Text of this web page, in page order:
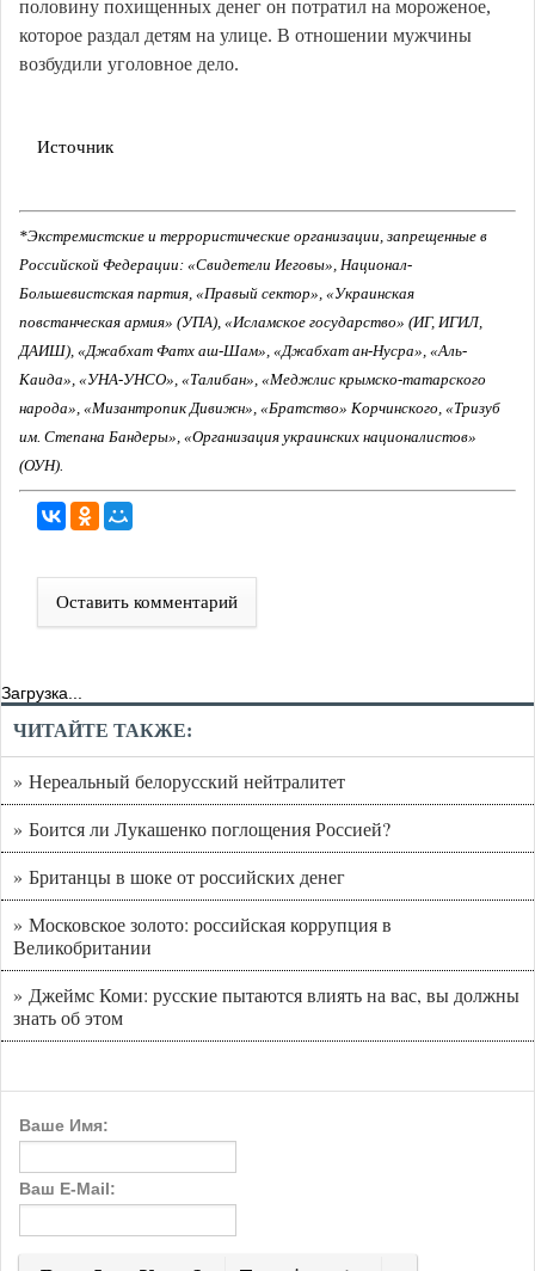
половину похищенных денег он потратил на мороженое,
которое раздал детям на улице. В отношении мужчины
возбудили уголовное дело.
Источник
*Экстремистские и террористические организации, запрещенные в
Российской Федерации: «Свидетели Иеговы», Национал-
Большевистская партия, «Правый сектор», «Украинская
повстанческая армия» (УПА), «Исламское государство» (ИГ, ИГИЛ,
ДАИШ), «Джабхат Фатх аш-Шам», «Джабхат ан-Нусра», «Аль-
Каида», «УНА-УНСО», «Талибан», «Меджлис крымско-татарского
народа», «Мизантропик Дивижн», «Братство» Корчинского, «Тризуб
им. Степана Бандеры», «Организация украинских националистов»
(ОУН).
Оставить комментарий
Загрузка...
ЧИТАЙТЕ ТАКЖЕ:
» Нереальный белорусский нейтралитет
» Боится ли Лукашенко поглощения Россией?
» Британцы в шоке от российских денег
» Московское золото: российская коррупция в
Великобритании
» Джеймс Коми: русские пытаются влиять на вас, вы должны
знать об этом
Ваше Имя:
Ваш E-Mail: